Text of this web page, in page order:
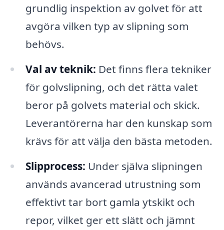
grundlig inspektion av golvet för att
avgöra vilken typ av slipning som
behövs.
Val av teknik: Det finns flera tekniker
för golvslipning, och det rätta valet
beror på golvets material och skick.
Leverantörerna har den kunskap som
krävs för att välja den bästa metoden.
Slipprocess: Under själva slipningen
används avancerad utrustning som
effektivt tar bort gamla ytskikt och
repor, vilket ger ett slätt och jämnt